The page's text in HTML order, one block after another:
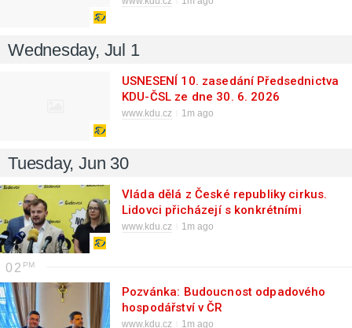
Wednesday, Jul 1
USNESENÍ 10. zasedání Předsednictva
KDU-ČSL ze dne 30. 6. 2026
www.kdu.cz 1m ago
Tuesday, Jun 30
Vláda dělá z České republiky cirkus.
Lidovci přicházejí s konkrétními
řešeními pro rodiny s dětmi
www.kdu.cz 1m ago
02
Pozvánka: Budoucnost odpadového
hospodářství v ČR
www.kdu.cz 1m ago